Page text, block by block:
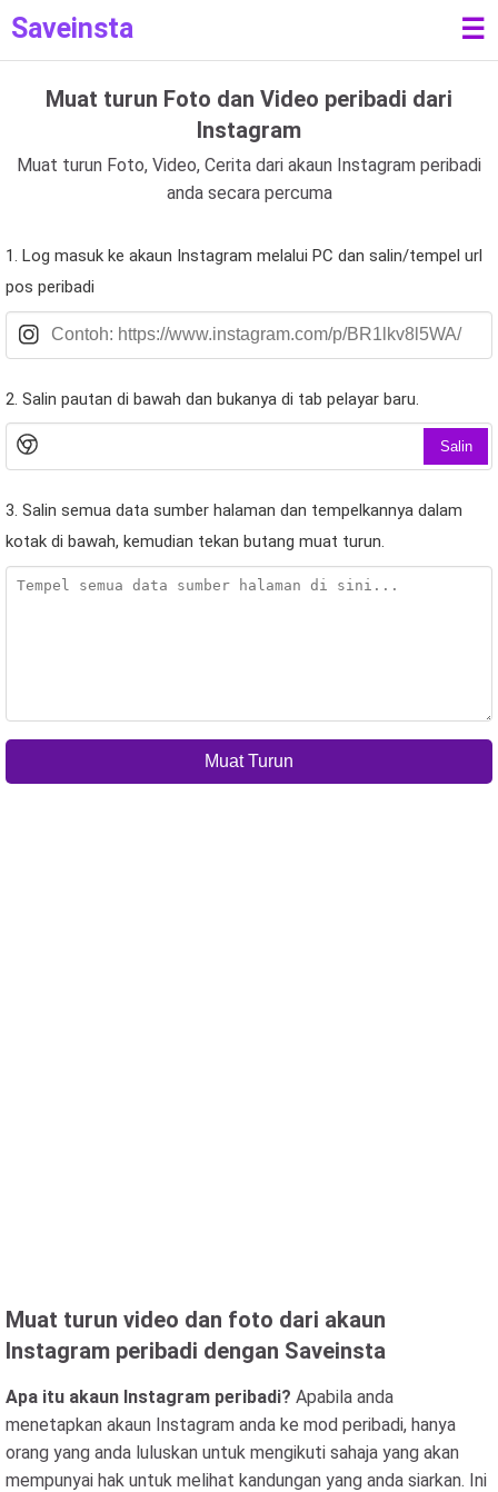
Saveinsta ☰
Muat turun Foto dan Video peribadi dari
Instagram
Muat turun Foto, Video, Cerita dari akaun Instagram peribadi
anda secara percuma
1. Log masuk ke akaun Instagram melalui PC dan salin/tempel url
pos peribadi
2. Salin pautan di bawah dan bukanya di tab pelayar baru.
Salin
3. Salin semua data sumber halaman dan tempelkannya dalam
kotak di bawah, kemudian tekan butang muat turun.
Muat Turun
Muat turun video dan foto dari akaun
Instagram peribadi dengan Saveinsta
Apa itu akaun Instagram peribadi? Apabila anda
menetapkan akaun Instagram anda ke mod peribadi, hanya
orang yang anda luluskan untuk mengikuti sahaja yang akan
mempunyai hak untuk melihat kandungan yang anda siarkan. Ini